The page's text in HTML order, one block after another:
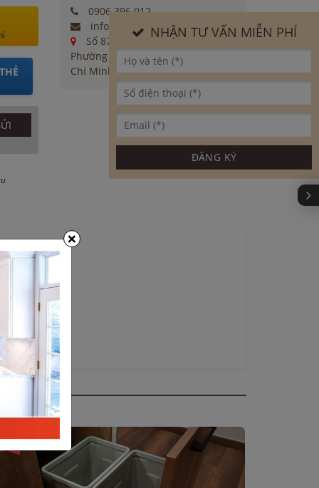
0906 396 012
info@moctinhhoa.vn
Số 877 Huỳnh Tấn Phát,
Phường Phú Thuận, Quận 7, Tp Hồ
Chí Minh
NHẬN TƯ VẤN MIỄN PHÍ
×